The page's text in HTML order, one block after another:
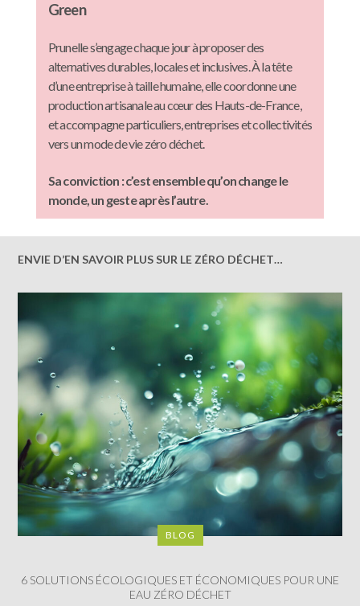
Green
Prunelle s’engage chaque jour à proposer des
alternatives durables, locales et inclusives. À la tête
d’une entreprise à taille humaine, elle coordonne une
production artisanale au cœur des Hauts-de-France,
et accompagne particuliers, entreprises et collectivités
vers un mode de vie zéro déchet.
Sa conviction : c’est ensemble qu’on change le
monde, un geste après l’autre.
ENVIE D’EN SAVOIR PLUS SUR LE ZÉRO DÉCHET…
BLOG
6 SOLUTIONS ÉCOLOGIQUES ET ÉCONOMIQUES POUR UNE
EAU ZÉRO DÉCHET